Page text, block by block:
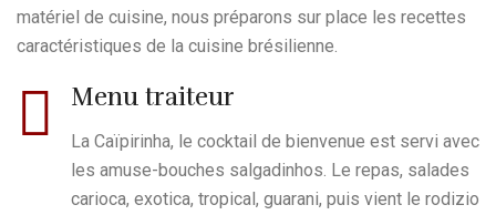
matériel de cuisine, nous préparons sur place les recettes
caractéristiques de la cuisine brésilienne.
Menu traiteur
La Caïpirinha, le cocktail de bienvenue est servi avec
les amuse-bouches salgadinhos. Le repas, salades
carioca, exotica, tropical, guarani, puis vient le rodizio